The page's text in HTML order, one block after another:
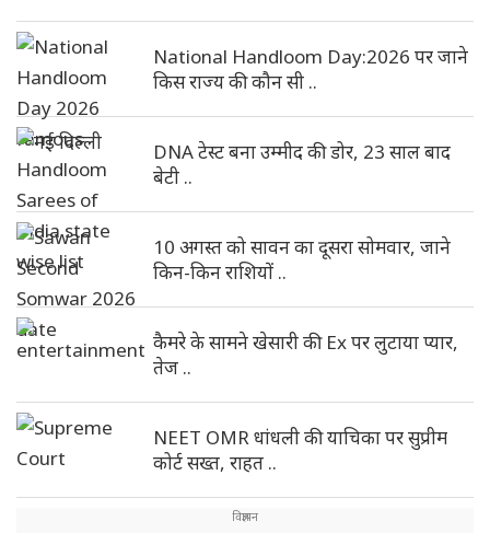
National Handloom Day:2026 पर जाने
किस राज्य की कौन सी ..
DNA टेस्ट बना उम्मीद की डोर, 23 साल बाद
बेटी ..
10 अगस्त को सावन का दूसरा सोमवार, जाने
किन-किन राशियों ..
कैमरे के सामने खेसारी की Ex पर लुटाया प्यार,
तेज ..
NEET OMR धांधली की याचिका पर सुप्रीम
कोर्ट सख्त, राहत ..